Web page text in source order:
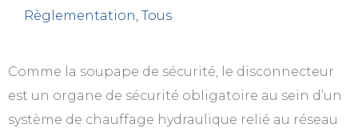
Règlementation Tous
Comme la soupape de sécurité, le disconnecteur
est un organe de sécurité obligatoire au sein d’un
système de chauffage hydraulique relié au réseau